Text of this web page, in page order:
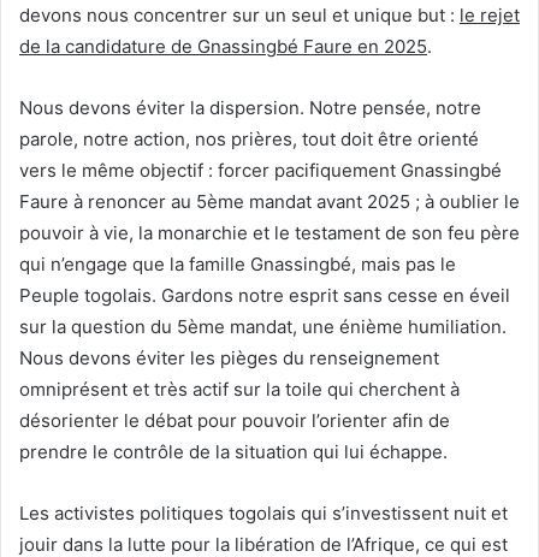
devons nous concentrer sur un seul et unique but : le rejet
de la candidature de Gnassingbé Faure en 2025.
Nous devons éviter la dispersion. Notre pensée, notre
parole, notre action, nos prières, tout doit être orienté
vers le même objectif : forcer pacifiquement Gnassingbé
Faure à renoncer au 5ème mandat avant 2025 ; à oublier le
pouvoir à vie, la monarchie et le testament de son feu père
qui n’engage que la famille Gnassingbé, mais pas le
Peuple togolais. Gardons notre esprit sans cesse en éveil
sur la question du 5ème mandat, une énième humiliation.
Nous devons éviter les pièges du renseignement
omniprésent et très actif sur la toile qui cherchent à
désorienter le débat pour pouvoir l’orienter afin de
prendre le contrôle de la situation qui lui échappe.
Les activistes politiques togolais qui s’investissent nuit et
jouir dans la lutte pour la libération de l’Afrique, ce qui est